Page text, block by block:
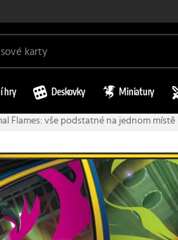
hry Deskovky Miniatury
Flames: vše podstatné na jednom místě